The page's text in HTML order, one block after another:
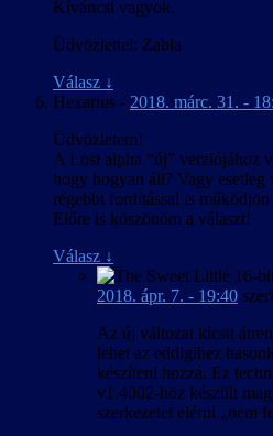
Kíváncsi vagyok.
Üdvözlettel: Zabla
Válasz ↓
Hexarius - 2018. márc. 31. -
Üdvözletem!
A Lost alpha “új” verziójához
hogy hogyan áll? Vagy
régebbi fordítással is
Előre is köszönöm a választ!
Válasz ↓
2018. ápr. 7. - 19:40
Az új változat kicsit
lehet az eddigihez
készíteni hozzá. Ez
v1.4002-höz készült
szerkezetet elérni „nem